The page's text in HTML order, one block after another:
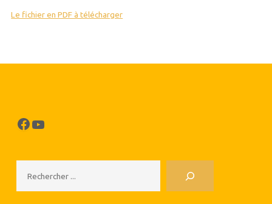
Le fichier en PDF à télécharger
Facebook
YouTube